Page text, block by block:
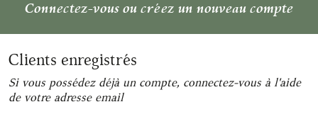
Connectez-vous ou créez un nouveau compte
Clients enregistrés
Si vous possédez déjà un compte, connectez-vous à l'aide
de votre adresse email